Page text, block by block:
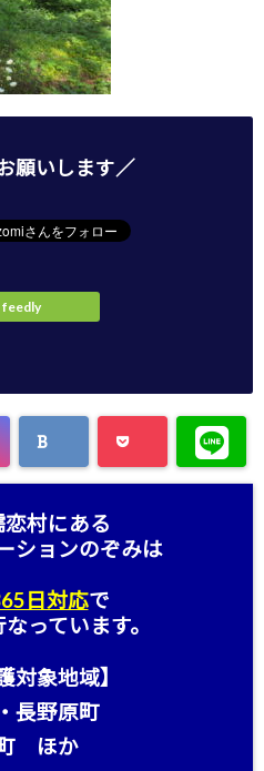
願いします／
feedly
村にある
ションのぞみは
日対応で
っています。
対象地域】
長野原町
ほか